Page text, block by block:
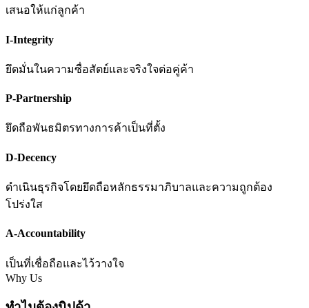
เสนอให้แก่ลูกค้า
I-Integrity
ยึดมั่นในความซื่อสัตย์และจริงใจต่อคู่ค้า
P-Partnership
ยึดถือพันธมิตรทางการค้าเป็นที่ตั้ง
D-Decency
ดำเนินธุรกิจโดยยึดถือหลักธรรมาภิบาลและความถูกต้อง
โปร่งใส
A-Accountability
เป็นที่เชื่อถือและไว้วางใจ
Why Us